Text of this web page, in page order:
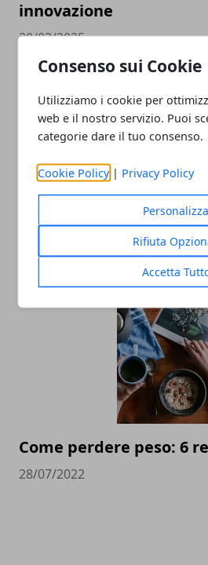
Consenso sui Cookie
Utilizziamo i cookie per
web e il nostro servizio. Puoi
categorie dare il tuo consenso.
Cookie Policy | Privacy Policy
Personalizza
Rifiuta
Accetta
innovazione
20/03/2025
Othala Beauty e J
partnership perfetta
professionale
Come perdere peso: 6
28/07/2022